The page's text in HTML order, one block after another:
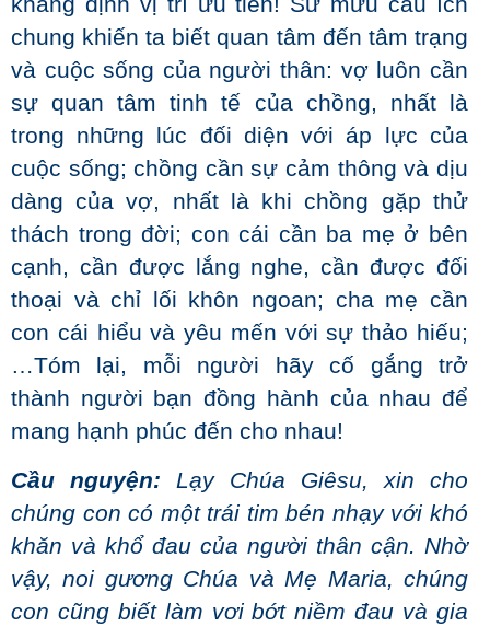
chung khiến ta biết quan tâm đến tâm trạng
và cuộc sống của người thân: vợ luôn cần
sự quan tâm tinh tế của chồng, nhất là
trong những lúc đối diện với áp lực của
cuộc sống; chồng cần sự cảm thông và dịu
dàng của vợ, nhất là khi chồng gặp thử
thách trong đời; con cái cần ba mẹ ở bên
cạnh, cần được lắng nghe, cần được đối
thoại và chỉ lối khôn ngoan; cha mẹ cần
con cái hiểu và yêu mến với sự thảo hiếu;
…Tóm lại, mỗi người hãy cố gắng trở
thành người bạn đồng hành của nhau để
mang hạnh phúc đến cho nhau!
Cầu nguyện: Lạy Chúa Giêsu, xin cho
chúng con có một trái tim bén nhạy với khó
khăn và khổ đau của người thân cận. Nhờ
vậy, noi gương Chúa và Mẹ Maria, chúng
con cũng biết làm vơi bớt niềm đau và gia